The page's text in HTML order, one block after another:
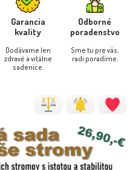
Garancia
kvality
Dodávame len
zdravé a vitálne
sadenice.
Odborné
poradenstvo
Sme tu pre vás,
radi poradíme.